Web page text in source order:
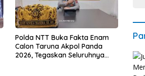
Polda NTT Buka Fakta Enam
Calon Taruna Akpol Panda
2026, Tegaskan Seluruhnya